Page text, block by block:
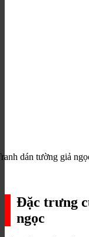
dán tường giả
Đặc trưng
ngọc